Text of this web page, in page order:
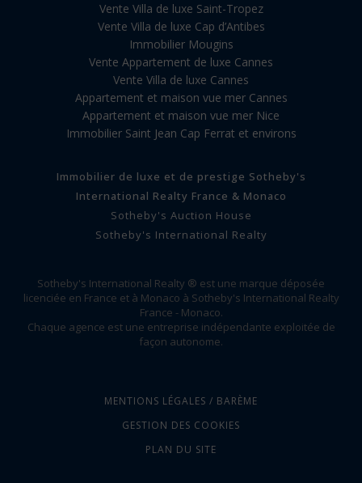
Vente Villa de luxe Saint-Tropez
Vente Villa de luxe Cap d’Antibes
Immobilier Mougins
Vente Appartement de luxe Cannes
Vente Villa de luxe Cannes
Appartement et maison vue mer Cannes
Appartement et maison vue mer Nice
Immobilier Saint Jean Cap Ferrat et environs
Immobilier de luxe et de prestige Sotheby's
International Realty France & Monaco
Sotheby's Auction House
Sotheby's International Realty
Sotheby's International Realty ® est une marque déposée
licenciée en France et à Monaco à Sotheby's International Realty
France - Monaco.
Chaque agence est une entreprise indépendante exploitée de
façon autonome.
MENTIONS LÉGALES / BARÈME
GESTION DES COOKIES
PLAN DU SITE